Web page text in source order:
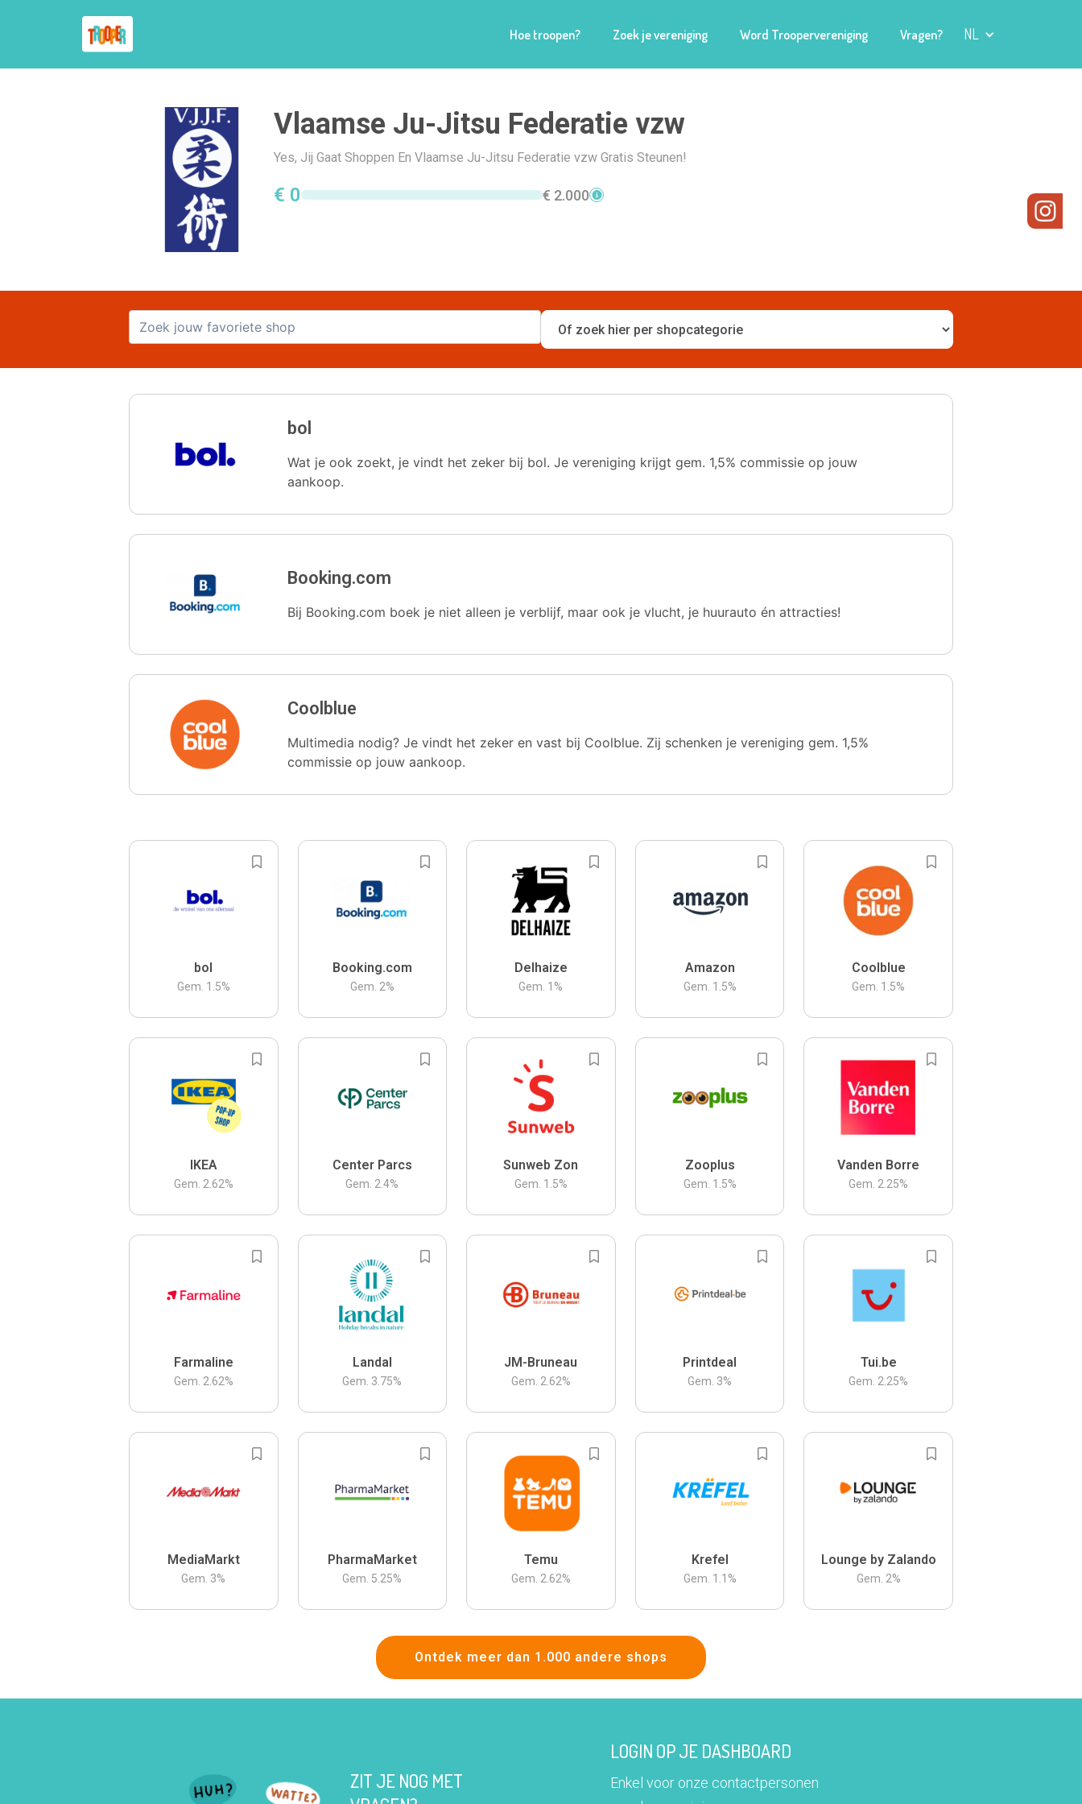
Hoe troopen? Zoek je vereniging Word Troopervereniging Vragen? NL
Vlaamse Ju-Jitsu Federatie vzw
Yes, Jij Gaat Shoppen En Vlaamse Ju-Jitsu Federatie vzw Gratis Steunen!
€ 0 € 2.000
bol
Wat je ook zoekt, je vindt het zeker bij bol. Je vereniging krijgt gem. 1,5% commissie op jouw
aankoop.
Booking.com
Bij Booking.com boek je niet alleen je verblijf, maar ook je vlucht, je huurauto én attracties!
Coolblue
Multimedia nodig? Je vindt het zeker en vast bij Coolblue. Zij schenken je vereniging gem. 1,5%
commissie op jouw aankoop.
bol
Gem. 1.5%
Booking.com
Gem. 2%
Delhaize
Gem. 1 %
Amazon
Gem. 1.5%
Coolblue
Gem. 1.5%
IKEA
Gem. 2.62%
Center Parcs
Gem. 2.4%
Sunweb Zon
Gem. 1.5%
Zooplus
Gem. 1.5%
Vanden Borre
Gem. 2.25%
Farmaline
Gem. 2.62%
Landal
Gem. 3.75%
JM-Bruneau
Gem. 2.62%
Printdeal
Gem. 3%
Tui.be
Gem. 2.25%
MediaMarkt
Gem. 3%
PharmaMarket
Gem. 5.25%
Temu
Gem. 2.62%
Krefel
Gem. 1.1 %
Lounge by Zalando
Gem. 2%
Ontdek meer dan 1.000 andere shops
ZIT JE NOG MET
LOGIN OP JE DASHBOARD
Enkel voor onze contactpersonen